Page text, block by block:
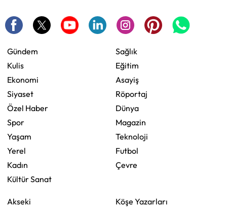
Gündem
Kulis
Ekonomi
Siyaset
Özel Haber
Spor
Yaşam
Yerel
Kadın
Kültür Sanat
Sağlık
Eğitim
Asayiş
Röportaj
Dünya
Magazin
Teknoloji
Futbol
Çevre
Akseki
Köşe Yazarları